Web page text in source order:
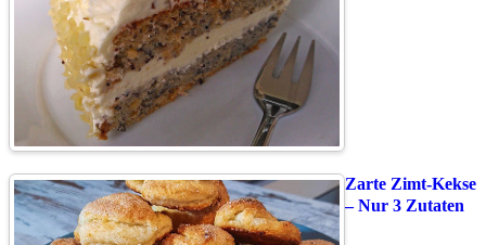
Zarte Zimt-Kekse
– Nur 3 Zutaten